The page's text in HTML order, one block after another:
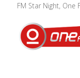
FM Star Night, One